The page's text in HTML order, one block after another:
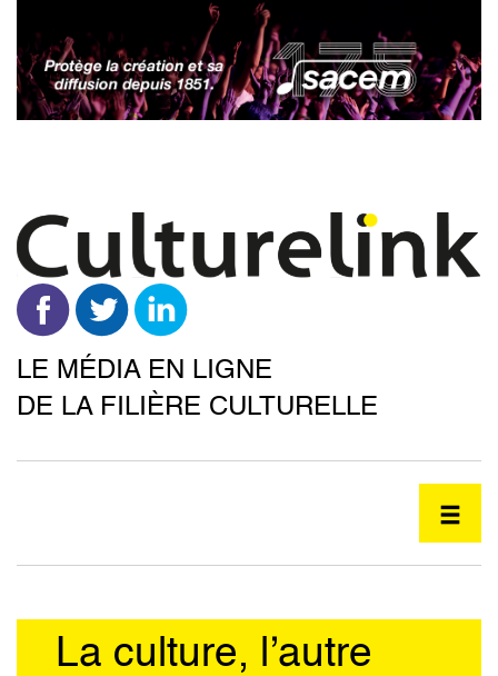
contenu
principal
LE MÉDIA EN LIGNE
DE LA FILIÈRE CULTURELLE
La culture, l’autre